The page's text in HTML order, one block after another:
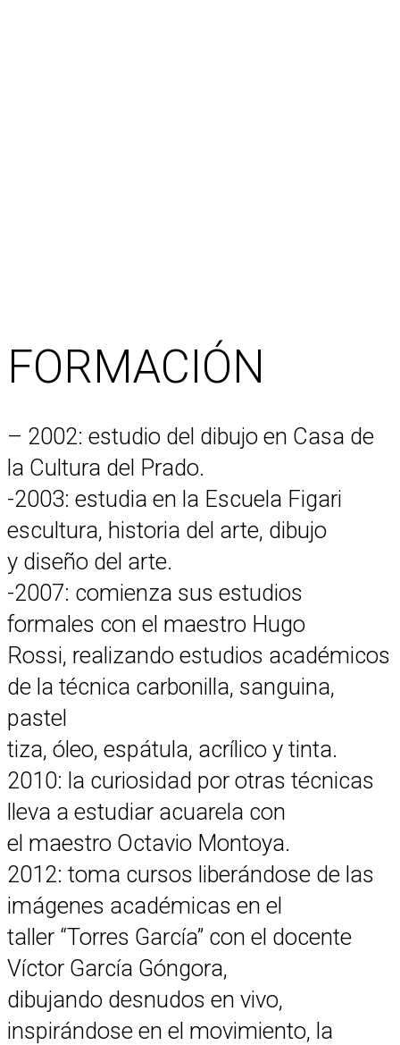
FORMACIÓN
– 2002: estudio del dibujo en Casa de
la Cultura del Prado.
-2003: estudia en la Escuela Figari
escultura, historia del arte, dibujo
y diseño del arte.
-2007: comienza sus estudios
formales con el maestro Hugo
Rossi, realizando estudios académicos
de la técnica carbonilla, sanguina,
pastel
tiza, óleo, espátula, acrílico y tinta.
2010: la curiosidad por otras técnicas
lleva a estudiar acuarela con
el maestro Octavio Montoya.
2012: toma cursos liberándose de las
imágenes académicas en el
taller “Torres García” con el docente
Víctor García Góngora,
dibujando desnudos en vivo,
inspirándose en el movimiento, la